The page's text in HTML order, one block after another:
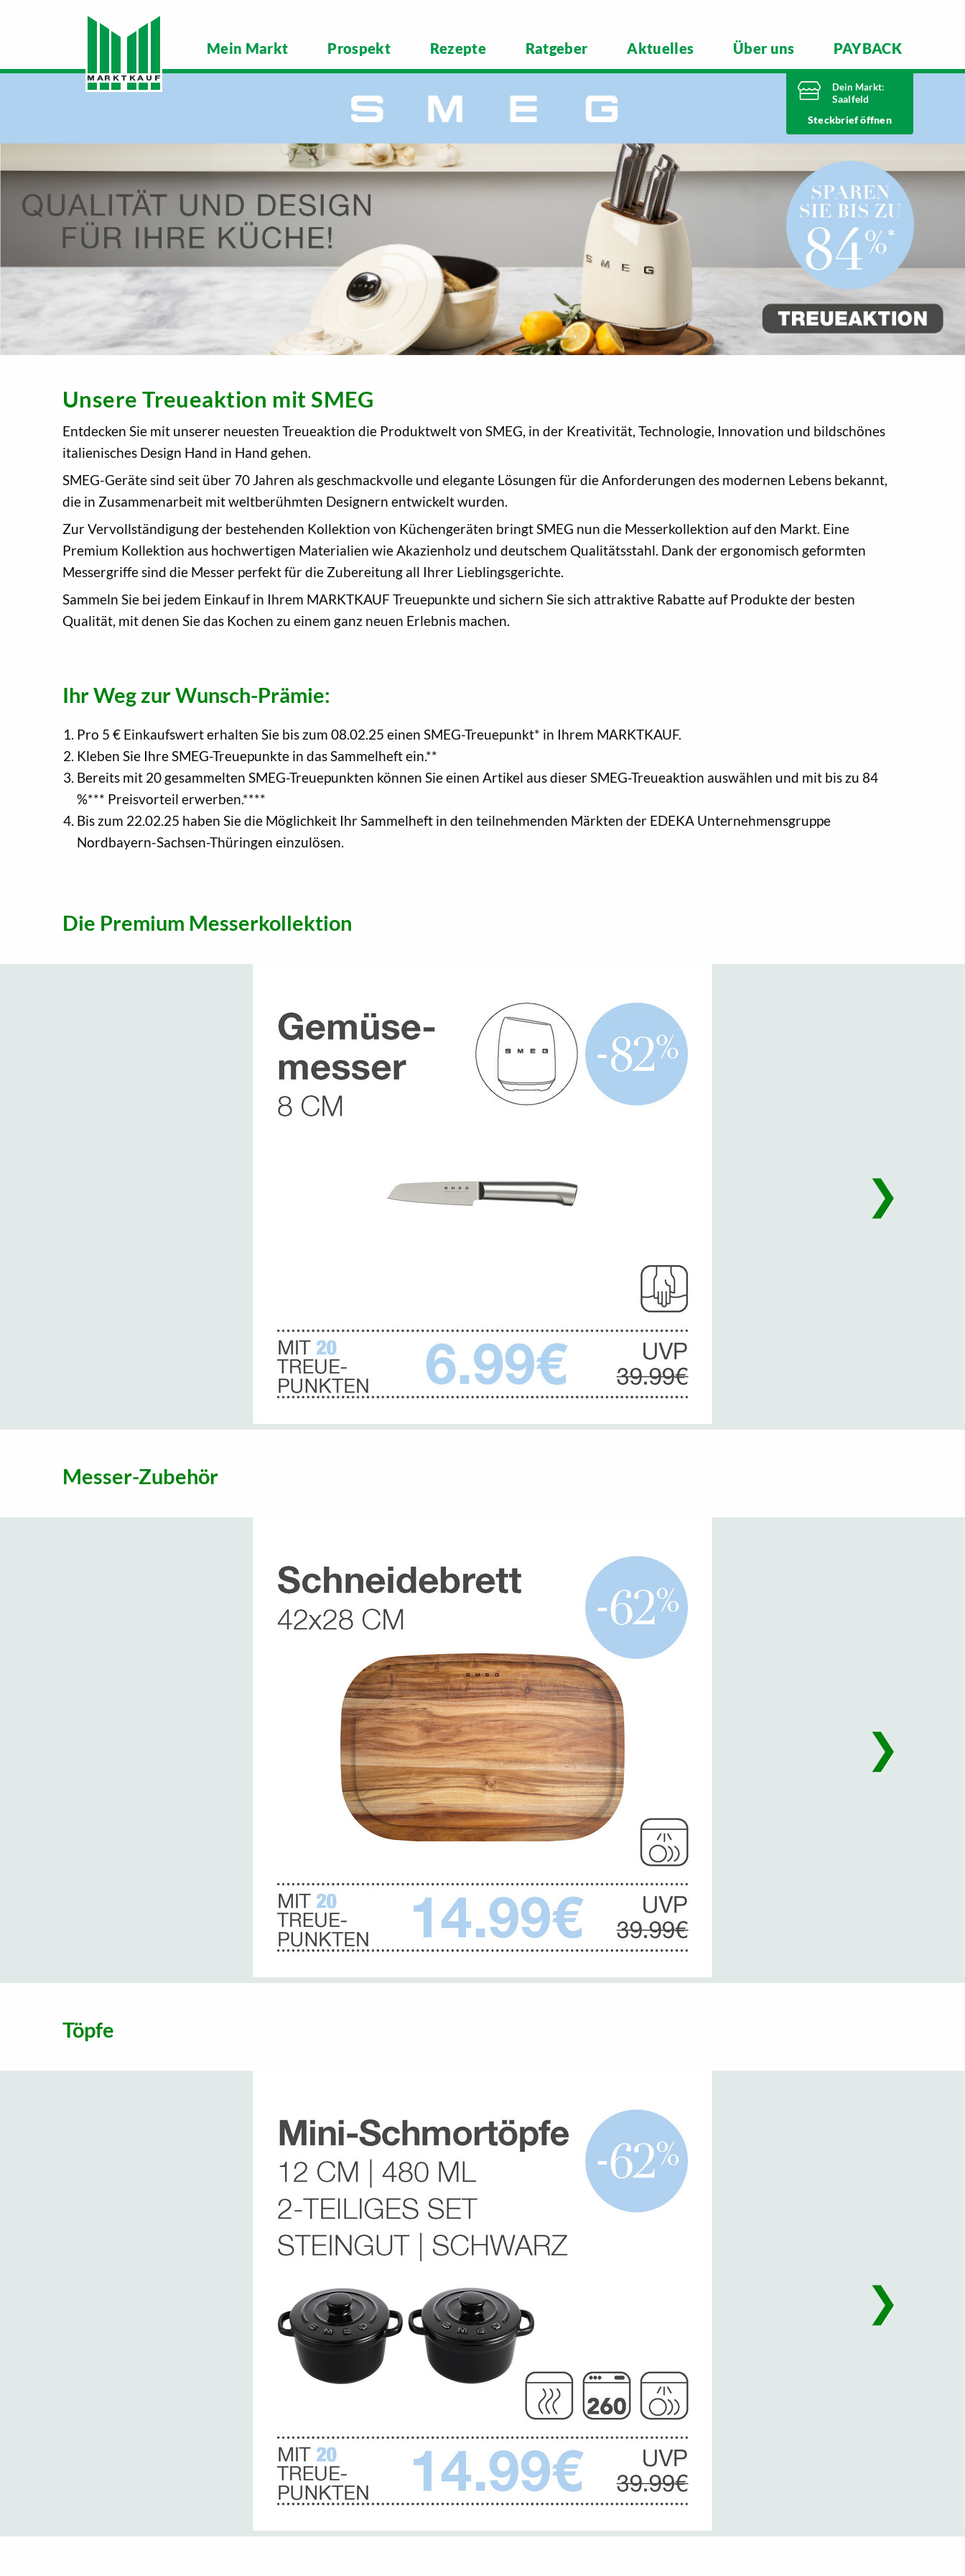
Mein Markt Prospekt Rezepte Ratgeber Aktuelles Über uns PAYBACK
Dein Markt:
Saalfeld
Heute bis
Telefonnummer
03671 5970
Mittlerer Watzenbach 4
07318 Saalfeld
Markt ändern
Steckbrief
Unsere Treueaktion mit SMEG
Entdecken Sie mit unserer neuesten Treueaktion die Produktwelt von SMEG, in der Kreativität, Technologie, Innovation und bildschönes
italienisches Design Hand in Hand gehen.
SMEG-Geräte sind seit über 70 Jahren als geschmackvolle und elegante Lösungen für die Anforderungen des modernen Lebens bekannt,
die in Zusammenarbeit mit weltberühmten Designern entwickelt wurden.
Zur Vervollständigung der bestehenden Kollektion von Küchengeräten bringt SMEG nun die Messerkollektion auf den Markt. Eine
Premium Kollektion aus hochwertigen Materialien wie Akazienholz und deutschem Qualitätsstahl. Dank der ergonomisch geformten
Messergriffe sind die Messer perfekt für die Zubereitung all Ihrer Lieblingsgerichte.
Sammeln Sie bei jedem Einkauf in Ihrem MARKTKAUF Treuepunkte und sichern Sie sich attraktive Rabatte auf Produkte der besten
Qualität, mit denen Sie das Kochen zu einem ganz neuen Erlebnis machen.
Ihr Weg zur Wunsch-Prämie:
Pro 5 € Einkaufswert erhalten Sie bis zum 08.02.25 einen SMEG-Treuepunkt* in Ihrem MARKTKAUF.
Kleben Sie Ihre SMEG-Treuepunkte in das Sammelheft ein.**
Bereits mit 20 gesammelten SMEG-Treuepunkten können Sie einen Artikel aus dieser SMEG-Treueaktion auswählen und mit bis zu 84
%*** Preisvorteil erwerben.****
Bis zum 22.02.25 haben Sie die Möglichkeit Ihr Sammelheft in den teilnehmenden Märkten der EDEKA Unternehmensgruppe
Nordbayern-Sachsen-Thüringen einzulösen.
Die Premium Messerkollektion
Messer-Zubehör
Töpfe